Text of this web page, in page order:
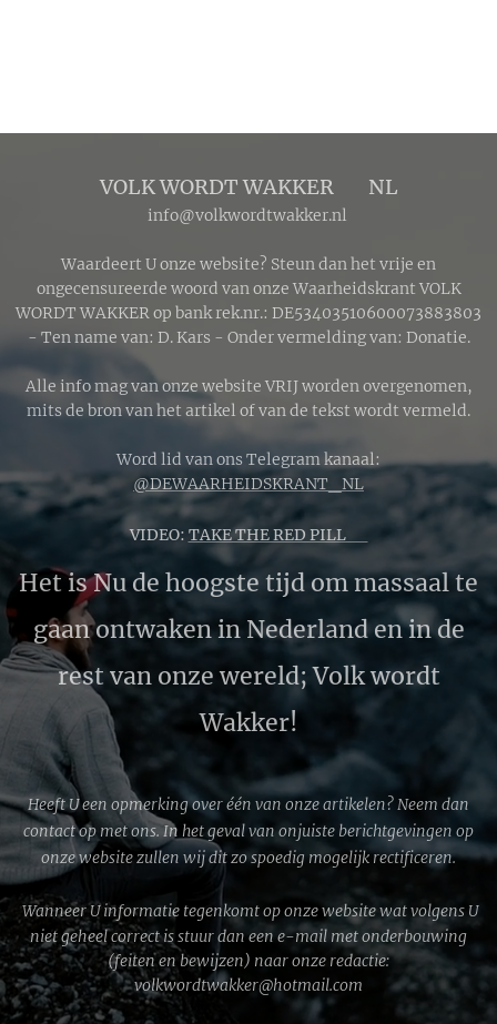
waardoor
worden gefilterd
en dieprood en
koperkleurig
licht de maan
VOLK WORDT WAKKER 🔴 NL
info@volkwordtwakker.nl
Waardeert U onze website? Steun dan het vrije en
ongecensureerde woord van onze Waarheidskrant VOLK
WORDT WAKKER op bank rek.nr.: DE53403510600073883803
- Ten name van: D. Kars - Onder vermelding van: Donatie.
Alle info mag van onze website VRIJ worden overgenomen,
mits de bron van het artikel of van de tekst wordt vermeld.
Word lid van ons Telegram kanaal:
@DEWAARHEIDSKRANT_NL
VIDEO: TAKE THE RED PILL 🔴
Het is Nu de hoogste tijd om massaal te
gaan ontwaken in Nederland en in de
rest van onze wereld; Volk wordt
Wakker!
Heeft U een opmerking over één van onze artikelen? Neem dan
contact op met ons. In het geval van onjuiste berichtgevingen op
onze website zullen wij dit zo spoedig mogelijk rectificeren.
Wanneer U informatie tegenkomt op onze website wat volgens U
niet geheel correct is stuur dan een e-mail met onderbouwing
(feiten en bewijzen) naar onze redactie:
volkwordtwakker@hotmail.com